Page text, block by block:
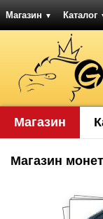
Магазин ▼ Каталог
Магазин
Магазин